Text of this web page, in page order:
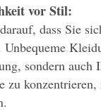
vor Stil:
dass Sie
sondern auch
zu